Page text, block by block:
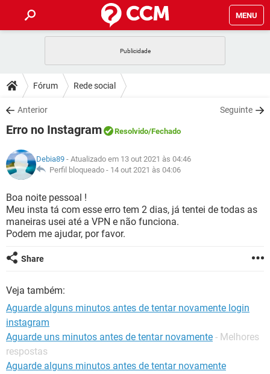
MENU
CELULAR
OUTLOOK
INSTAGRAM GMAIL
GUIA DE COMPRAS
DICAS
JOGOS
INSTAGRAM GMAIL
GUIA DE COMPRAS
DOWNLOADS
JOGOS WHATSAPP
CELULAR
OUTLOOK EXCEL
INSTAGRAM
GUIA DE COMPRAS
JOGOS WHATSAPP
CELULAR
OUTLOOK
INSTAGRAM GMAIL
GLOSSÁRIO
CELULAR FACEBOOK
OUTLOOK
INSTAGRAM
Fórum Rede social
Anterior Seguinte
Erro no Instagram Resolvido/Fechado
Debia89 - Atualizado em 13 out 2021 às 04:46
Perfil bloqueado - 14 out 2021 às 04:06
Boa noite pessoal !
Meu insta tá com esse erro tem 2 dias, já tentei de todas as
maneiras usei até a VPN e não funciona.
Podem me ajudar, por favor.
Share
Veja também:
Aguarde alguns minutos antes de tentar novamente login
instagram
Aguarde uns minutos antes de tentar novamente - Melhores
respostas
Aguarde alguns minutos antes de tentar novamente